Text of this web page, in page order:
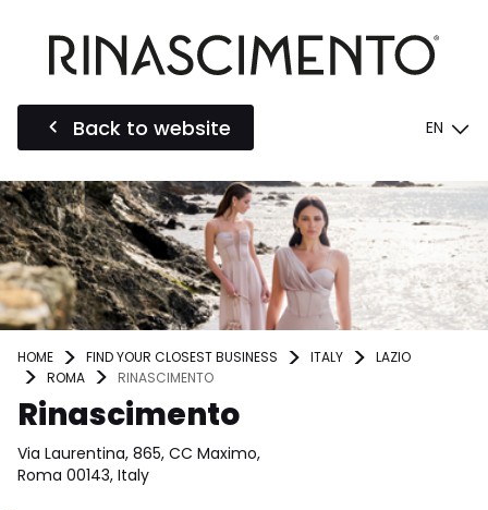
Back to website EN
HOME FIND YOUR CLOSEST BUSINESS ITALY
LAZIO
ROMA
RINASCIMENTO
Rinascimento
Via Laurentina, 865, CC Maximo,
Roma 00143, Italy